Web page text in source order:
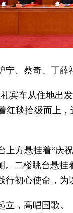
、蔡奇、丁薛
宾车从住地出
红毯拾级而上
方悬挂着“庆
。二楼眺台悬
初心使命，
，高唱国歌。